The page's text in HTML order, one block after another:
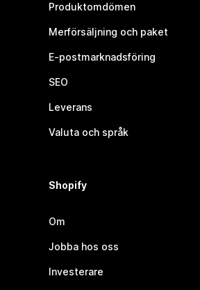
Produktomdömen
Merförsäljning och paket
E-postmarknadsföring
SEO
Leverans
Valuta och språk
Shopify
Om
Jobba hos oss
Investerare